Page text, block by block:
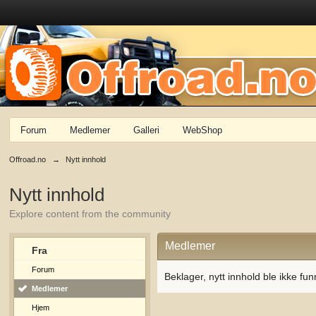
Forum Medlemer Galleri WebShop
Offroad.no → Nytt innhold
Nytt innhold
Explore content from the community
Fra
Forum
Medlemer
Hjem
Medlemer
Beklager, nytt innhold ble ikke